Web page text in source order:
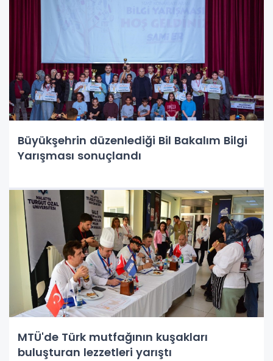
Büyükşehrin düzenlediği Bil Bakalım Bilgi
Yarışması sonuçlandı
MTÜ'de Türk mutfağının kuşakları
buluşturan lezzetleri yarıştı